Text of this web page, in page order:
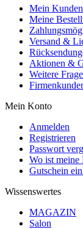
Mein
Meine
Versand &
Aktionen &
Weitere
Mein Konto
Anmelden
Registrieren
Passwort
Wo ist meine
Gutschein
Wissenswertes
MAGAZIN
Salon